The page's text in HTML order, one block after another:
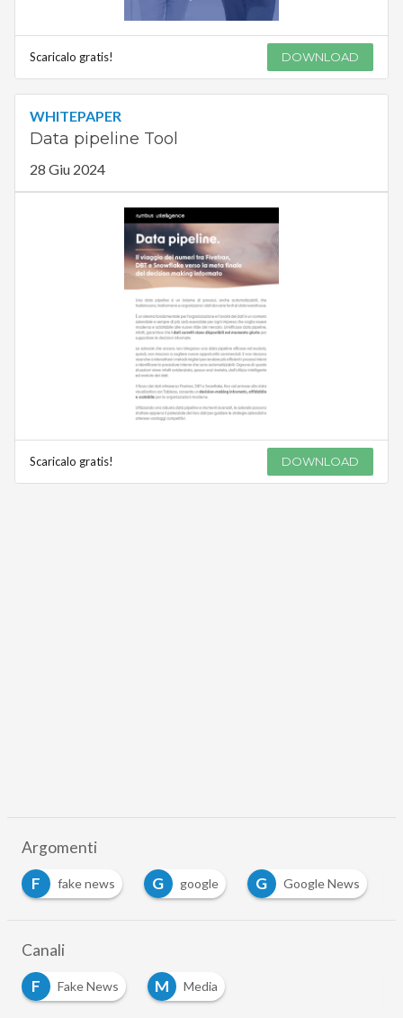
Scaricalo gratis! DOWNLOAD
WHITEPAPER
Data pipeline Tool
28 Giu 2024
Scaricalo gratis! DOWNLOAD
Argomenti
F
fake news G google G Google News
Canali
F
Fake News M Media